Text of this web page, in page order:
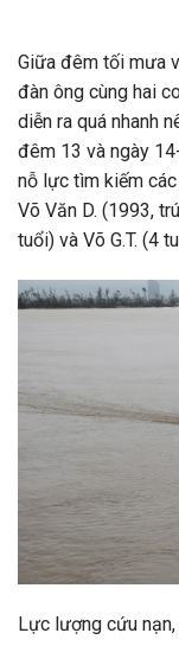
Giữa đêm tối mưa
đàn ông cùng hai
diễn ra quá nhanh
đêm 13 và ngày
nỗ lực tìm kiếm các
Võ Văn D. (1993,
tuổi) và Võ G.T. (4
Lực lượng cứu